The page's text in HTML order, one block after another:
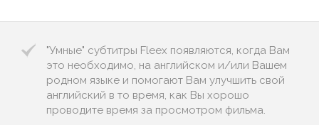
"Умные" субтитры Fleex появляются, когда Вам
это необходимо, на английском и/или Вашем
родном языке и помогают Вам улучшить свой
английский в то время, как Вы хорошо
проводите время за просмотром фильма.